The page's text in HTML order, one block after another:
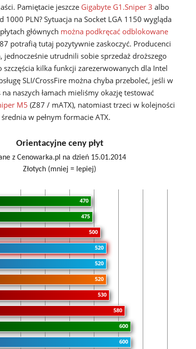
Pamiętacie jeszcze Gigabyte G1.Sniper 3 albo
1000 PLN? Sytuacja na Socket LGA 1150 wygląda
głównych można podkręcać odblokowane
potrafią tutaj pozytywnie zaskoczyć. Producenci
utrudnili sobie sprzedaż droższego
kilka funkcji zarezerwowanych dla Intel
SLI/CrossFire można chyba przeboleć, jeśli w
naszych łamach mieliśmy okazję testować
M5 (Z87 / mATX), natomiast trzeci w kolejności
w pełnym formacie ATX.
Orientacyjne ceny płyt
z Cenowarka.pl na dzień 15.01.2014
Złotych (mniej = lepiej)
470
475
500
520
520
520
530
580
600
600